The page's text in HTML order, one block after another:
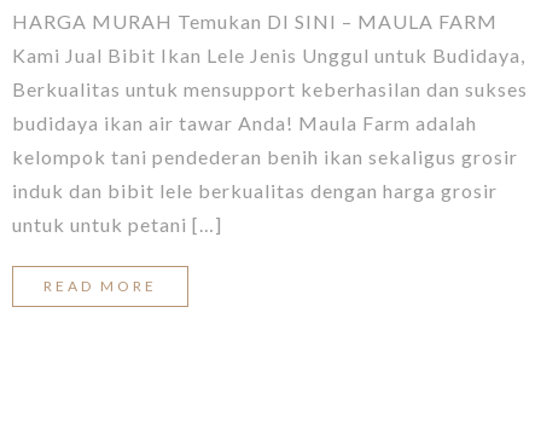
HARGA MURAH Temukan DI SINI – MAULA FARM
Kami Jual Bibit Ikan Lele Jenis Unggul untuk Budidaya,
Berkualitas untuk mensupport keberhasilan dan sukses
budidaya ikan air tawar Anda! Maula Farm adalah
kelompok tani pendederan benih ikan sekaligus grosir
induk dan bibit lele berkualitas dengan harga grosir
untuk untuk petani […]
READ MORE